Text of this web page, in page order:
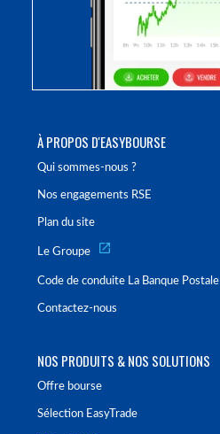
À PROPOS D'EASYBOURSE
Qui sommes-nous ?
Nos engagements RSE
Plan du site
Le Groupe
Code de conduite La Banque Postale
Contactez-nous
NOS PRODUITS & NOS SOLUTIONS
Offre bourse
Sélection EasyTrade